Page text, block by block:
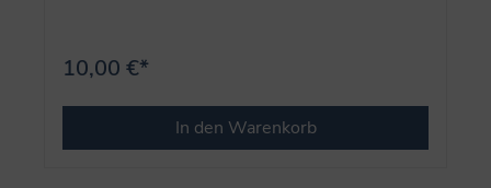
10,00 €*
In den Warenkorb